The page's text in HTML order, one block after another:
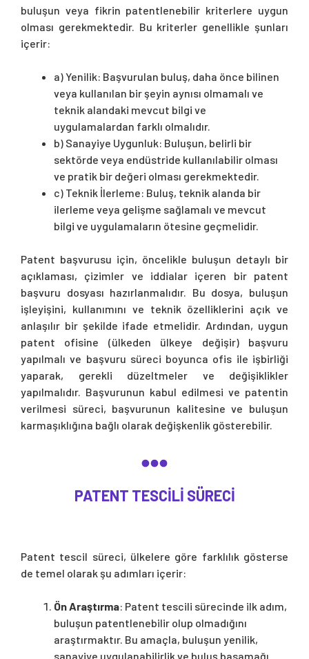
buluşun veya fikrin patentlenebilir kriterlere uygun
olması gerekmektedir. Bu kriterler genellikle şunları
içerir:
a) Yenilik: Başvurulan buluş, daha önce bilinen
veya kullanılan bir şeyin aynısı olmamalı ve
teknik alandaki mevcut bilgi ve
uygulamalardan farklı olmalıdır.
b) Sanayiye Uygunluk: Buluşun, belirli bir
sektörde veya endüstride kullanılabilir olması
ve pratik bir değeri olması gerekmektedir.
c) Teknik İlerleme: Buluş, teknik alanda bir
ilerleme veya gelişme sağlamalı ve mevcut
bilgi ve uygulamaların ötesine geçmelidir.
Patent başvurusu için, öncelikle buluşun detaylı bir
açıklaması, çizimler ve iddialar içeren bir patent
başvuru dosyası hazırlanmalıdır. Bu dosya, buluşun
işleyişini, kullanımını ve teknik özelliklerini açık ve
anlaşılır bir şekilde ifade etmelidir. Ardından, uygun
patent ofisine (ülkeden ülkeye değişir) başvuru
yapılmalı ve başvuru süreci boyunca ofis ile işbirliği
yaparak, gerekli düzeltmeler ve değişiklikler
yapılmalıdır. Başvurunun kabul edilmesi ve patentin
verilmesi süreci, başvurunun kalitesine ve buluşun
karmaşıklığına bağlı olarak değişkenlik gösterebilir.
PATENT TESCILI SÜRECI
Patent tescil süreci, ülkelere göre farklılık gösterse
de temel olarak şu adımları içerir:
Ön Araştırma: Patent tescili sürecinde ilk adım,
buluşun patentlenebilir olup olmadığını
araştırmaktır. Bu amaçla, buluşun yenilik,
sanayiye uygulanabilirlik ve buluş basamağı